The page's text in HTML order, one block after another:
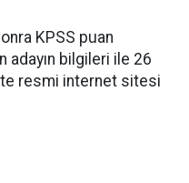
KPSS puan
adayın bilgileri ile 26
resmi internet sitesi